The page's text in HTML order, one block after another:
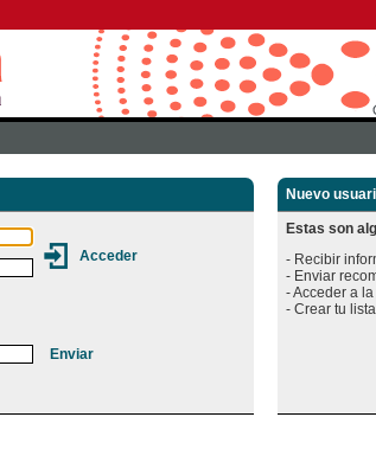
Nuevo
Estas son
- Recibir
- Enviar
- Acceder a